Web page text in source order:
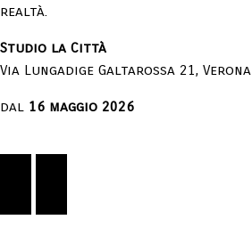
realtà.
Studio la Città
Via Lungadige Galtarossa 21, Verona
dal 16 maggio 2026